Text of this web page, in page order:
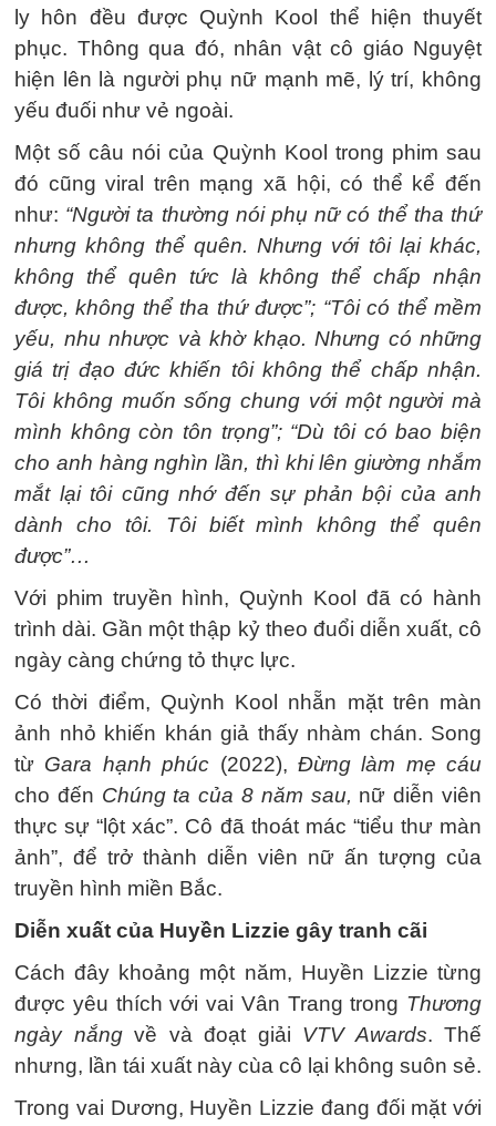
ly hôn đều được Quỳnh Kool thể hiện thuyết
phục. Thông qua đó, nhân vật cô giáo Nguyệt
hiện lên là người phụ nữ mạnh mẽ, lý trí, không
yếu đuối như vẻ ngoài.
Một số câu nói của Quỳnh Kool trong phim sau
đó cũng viral trên mạng xã hội, có thể kể đến
như: “Người ta thường nói phụ nữ có thể tha thứ
nhưng không thể quên. Nhưng với tôi lại khác,
không thể quên tức là không thể chấp nhận
được, không thể tha thứ được”; “Tôi có thể mềm
yếu, nhu nhược và khờ khạo. Nhưng có những
giá trị đạo đức khiến tôi không thể chấp nhận.
Tôi không muốn sống chung với một người mà
mình không còn tôn trọng”; “Dù tôi có bao biện
cho anh hàng nghìn lần, thì khi lên giường nhắm
mắt lại tôi cũng nhớ đến sự phản bội của anh
dành cho tôi. Tôi biết mình không thể quên
được”…
Với phim truyền hình, Quỳnh Kool đã có hành
trình dài. Gần một thập kỷ theo đuổi diễn xuất, cô
ngày càng chứng tỏ thực lực.
Có thời điểm, Quỳnh Kool nhẵn mặt trên màn
ảnh nhỏ khiến khán giả thấy nhàm chán. Song
từ Gara hạnh phúc (2022), Đừng làm mẹ cáu
cho đến Chúng ta của 8 năm sau, nữ diễn viên
thực sự “lột xác”. Cô đã thoát mác “tiểu thư màn
ảnh”, để trở thành diễn viên nữ ấn tượng của
truyền hình miền Bắc.
Diễn xuất của Huyền Lizzie gây tranh cãi
Cách đây khoảng một năm, Huyền Lizzie từng
được yêu thích với vai Vân Trang trong Thương
ngày nắngvề và đoạt giải VTV Awards. Thế
nhưng, lần tái xuất này cùa cô lại không suôn sẻ.
Trong vai Dương, Huyền Lizzie đang đối mặt với